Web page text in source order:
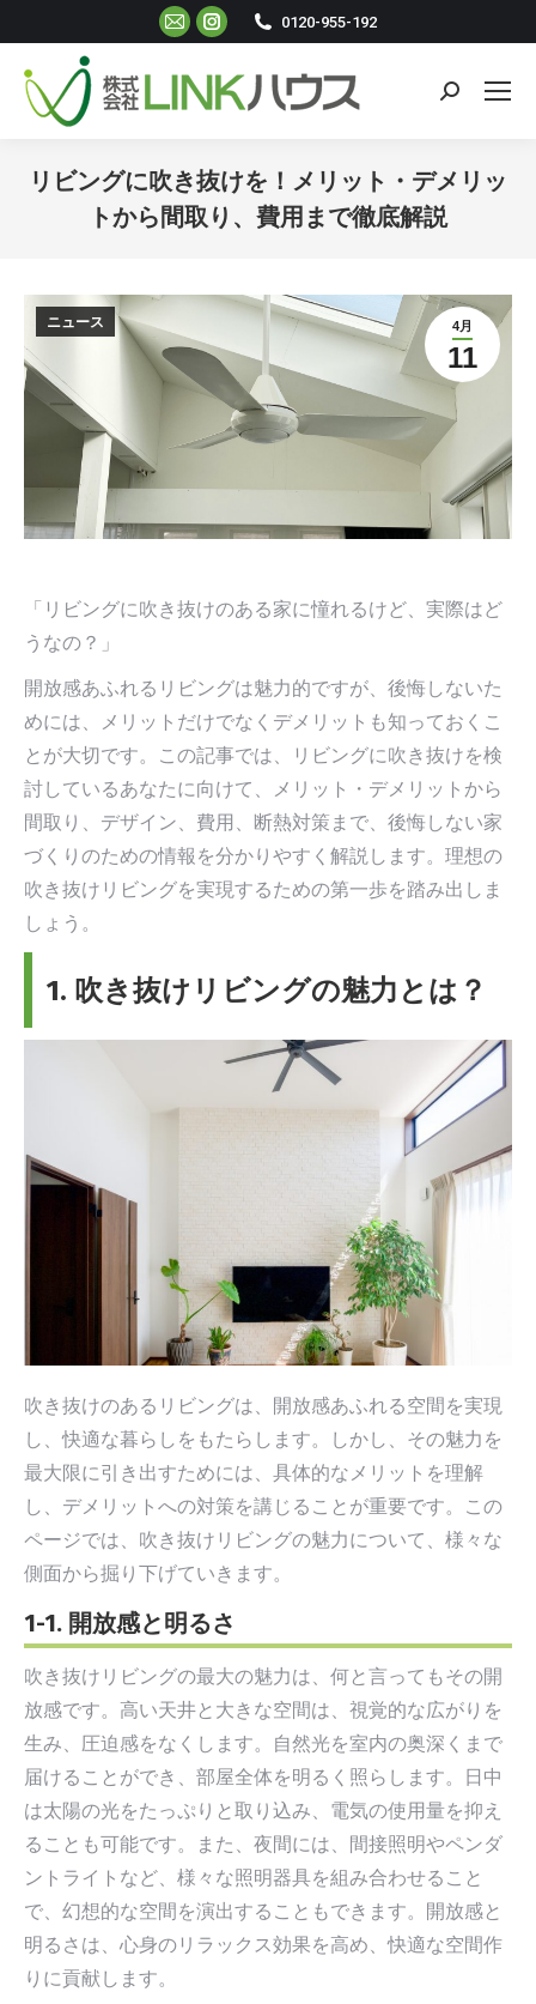
Mail
ペ
ー
ジ
新
し
ィ
ン
ウ
開
き
ま
Instagram
ペ
ー
ジ
新
し
ィ
ド
で
き
ま
0120-955-192
検
リビングに吹き抜けを！メリット・デメリッ
トから間取り、費用まで徹底解説
4月
11
ニュース
「リビングに吹き抜けのある家に憧れるけど、実際はど
うなの？」
開放感あふれるリビングは魅力的ですが、後悔しないた
めには、メリットだけでなくデメリットも知っておくこ
とが大切です。この記事では、リビングに吹き抜けを検
討しているあなたに向けて、メリット・デメリットから
間取り、デザイン、費用、断熱対策まで、後悔しない家
づくりのための情報を分かりやすく解説します。理想の
吹き抜けリビングを実現するための第一歩を踏み出しま
しょう。
1. 吹き抜けリビングの魅力とは？
吹き抜けのあるリビングは、開放感あふれる空間を実現
し、快適な暮らしをもたらします。しかし、その魅力を
最大限に引き出すためには、具体的なメリットを理解
し、デメリットへの対策を講じることが重要です。この
ページでは、吹き抜けリビングの魅力について、様々な
側面から掘り下げていきます。
1-1. 開放感と明るさ
吹き抜けリビングの最大の魅力は、何と言ってもその開
放感です。高い天井と大きな空間は、視覚的な広がりを
生み、圧迫感をなくします。自然光を室内の奥深くまで
届けることができ、部屋全体を明るく照らします。日中
は太陽の光をたっぷりと取り込み、電気の使用量を抑え
ることも可能です。また、夜間には、間接照明やペンダ
ントライトなど、様々な照明器具を組み合わせること
で、幻想的な空間を演出することもできます。開放感と
明るさは、心身のリラックス効果を高め、快適な空間作
りに貢献します。